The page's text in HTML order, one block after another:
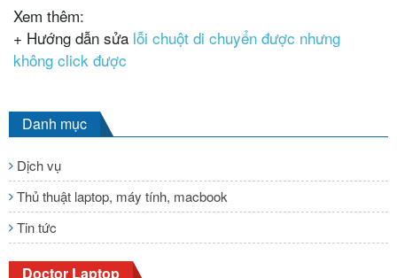
Xem thêm:
+ Hướng dẫn sửa lỗi chuột di chuyển được nhưng
không click được
Danh mục
Dịch vụ
Thủ thuật laptop, máy tính, macbook
Tin tức
Doctor Laptop